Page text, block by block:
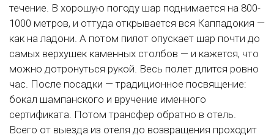
течение. В хорошую погоду шар поднимается на 800-
1000 метров, и оттуда открывается вся Каппадокия —
как на ладони. А потом пилот опускает шар почти до
самых верхушек каменных столбов — и кажется, что
можно дотронуться рукой. Весь полет длится ровно
час. После посадки — традиционное посвящение:
бокал шампанского и вручение именного
сертификата. Потом трансфер обратно в отель.
Всего от выезда из отеля до возвращения проходит